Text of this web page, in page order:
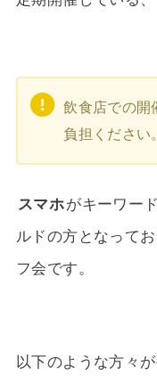
飲食店での開
負担ください。
スマホがキーワー
ルドの方となって
フ会です。
以下のような方々